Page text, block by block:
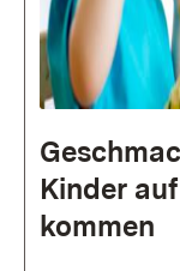
Kinder
kommen